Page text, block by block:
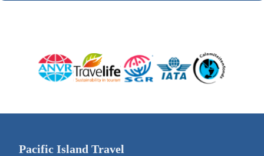
Pacific Island Travel